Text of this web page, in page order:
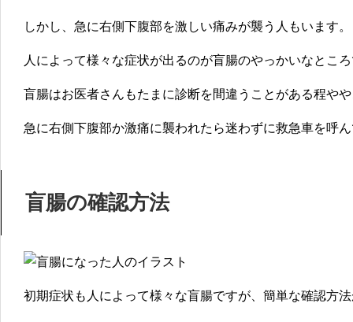
しかし、急に右側下腹部を激しい痛みが襲う人もいます。
人によって様々な症状が出るのが盲腸のやっかいなとこ
盲腸はお医者さんもたまに診断を間違うことがある程や
急に右側下腹部か激痛に襲われたら迷わずに救急車を呼
盲腸の確認方法
初期症状も人によって様々な盲腸ですが、簡単な確認方